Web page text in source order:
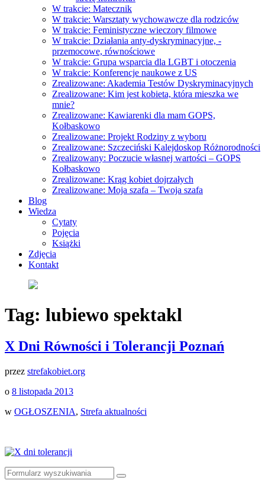
W trakcie: Matecznik
W trakcie: Warsztaty wychowawcze dla rodziców
W trakcie: Feministyczne wieczory filmowe
W trakcie: Działania anty-dyskryminacyjne, -
przemocowe, równościowe
W trakcie: Grupa wsparcia dla LGBT i otoczenia
W trakcie: Konferencje naukowe z US
Zrealizowane: Akademia Testów Dyskryminacyjnych
Zrealizowane: Kim jest kobieta, która mieszka we
mnie?
Zrealizowane: Kawiarenki dla mam GOPS,
Kołbaskowo
Zrealizowane: Projekt Rodziny z wyboru
Zrealizowane: Szczeciński Kalejdoskop Różnorodności
Zrealizowany: Poczucie własnej wartości – GOPS
Kołbaskowo
Zrealizowane: Krąg kobiet dojrzałych
Zrealizowane: Moja szafa – Twoja szafa
Blog
Wiedza
Cytaty
Pojęcia
Książki
Zdjęcia
Kontakt
Tag: lubiewo spektakl
X Dni Równości i Tolerancji Poznań
przez strefakobiet.org
o 8 listopada 2013
w OGŁOSZENIA, Strefa aktualności
Szukaj